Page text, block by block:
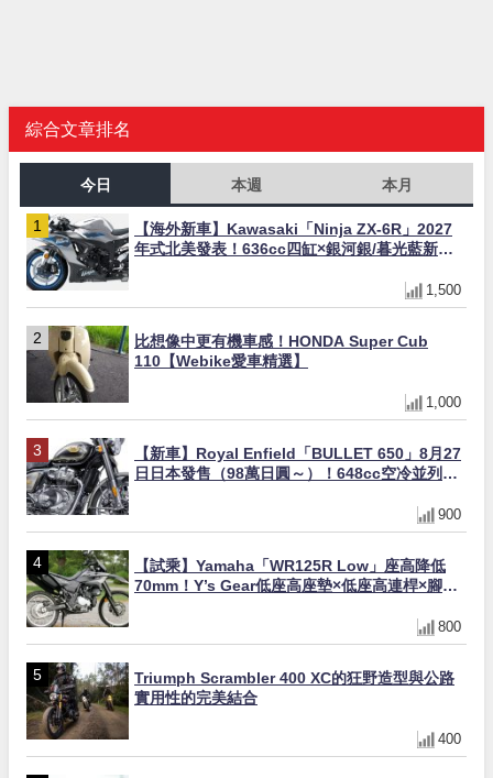
綜合文章排名
今日 本週 本月
【海外新車】Kawasaki「Ninja ZX-6R」2027
年式北美發表！636cc四缸×銀河銀/暮光藍新色
1,500
比想像中更有機車感！HONDA Super Cub
110【Webike愛車精選】
1,000
【新車】Royal Enfield「BULLET 650」8月27
日日本發售（98萬日圓～）！648cc空冷並列雙
900
【試乘】Yamaha「WR125R Low」座高降低
70mm！Y’s Gear低座高座墊×低座高連桿×腳踏
800
Triumph Scrambler 400 XC的狂野造型與公路
實用性的完美結合
400